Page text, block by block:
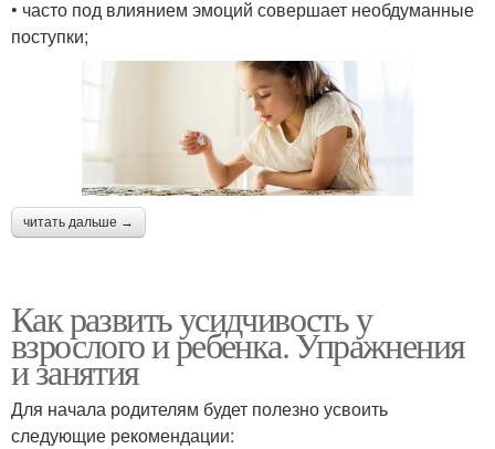
• часто под влиянием эмоций совершает необдуманные
поступки;
читать дальше →
Как развить усидчивость у
взрослого и ребенка. Упражнения
и занятия
Для начала родителям будет полезно усвоить
следующие рекомендации: